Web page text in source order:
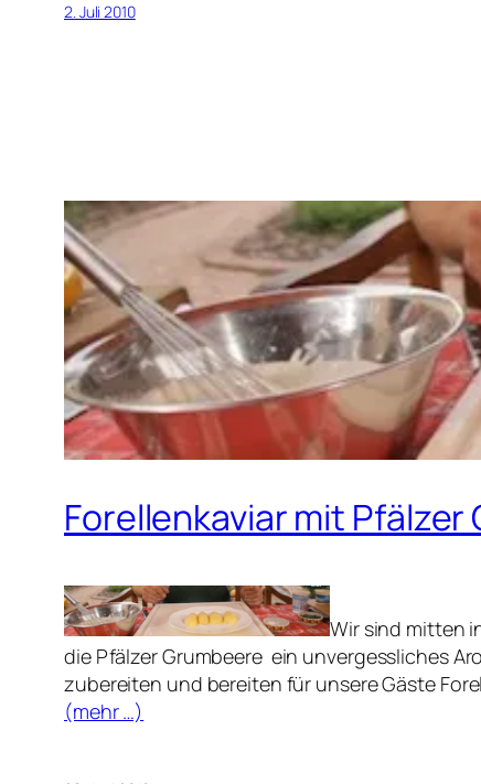
2. Juli 2010
Forellenkaviar mit Pfälzer
Wir sind mitten
die Pfälzer Grumbeere ein unvergessliches
zubereiten und bereiten für unsere Gäste
(mehr …)